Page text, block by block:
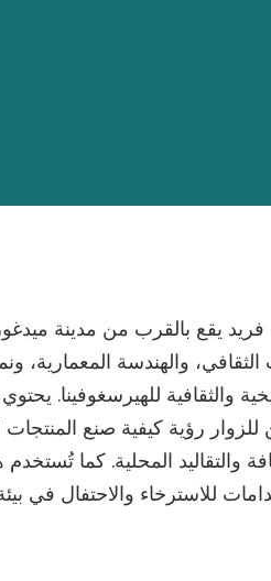
يقع بالقرب من مدينة
الثقافي، والهندسة
والثقافية للهيرسغوفينا.
رؤية كيفية صنع المنتجات
والتقاليد المحلية. كما